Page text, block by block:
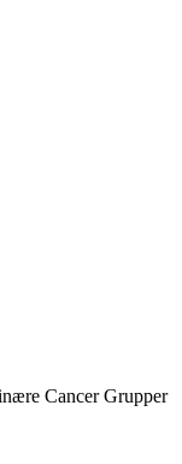
Cancer Grupper